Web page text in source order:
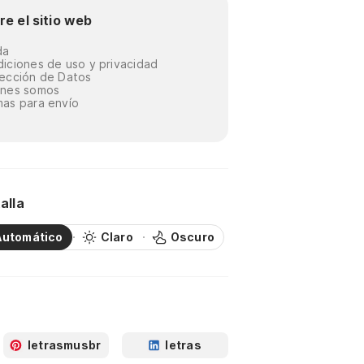
el sitio web
de uso y privacidad
de Datos
somos
para envío
Claro Oscuro
letrasmusbr letras